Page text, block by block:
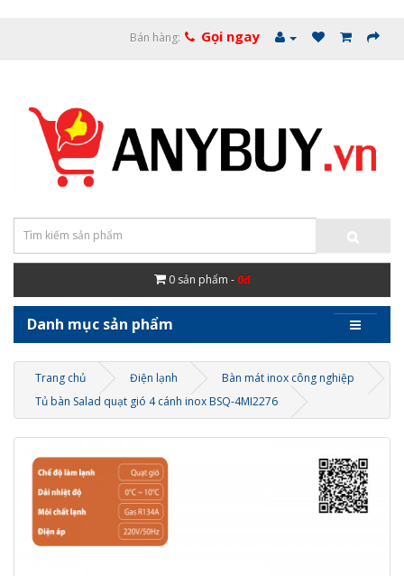
Bán hàng: Gọi ngay
0 sản phẩm - 0đ
Danh mục sản phẩm
Trang chủ Điện lạnh
Bàn mát inox công nghiệp
Tủ bàn Salad quạt gió 4 cánh inox BSQ-4MI2276